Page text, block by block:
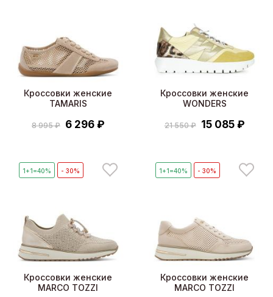
Кроссовки женские
TAMARIS
8 995 ₽ 6 296 ₽
Кроссовки женские
WONDERS
21 550 ₽ 15 085 ₽
1+1=40% - 30%
Кроссовки женские
MARCO TOZZI
1+1=40% - 30%
Кроссовки женские
MARCO TOZZI